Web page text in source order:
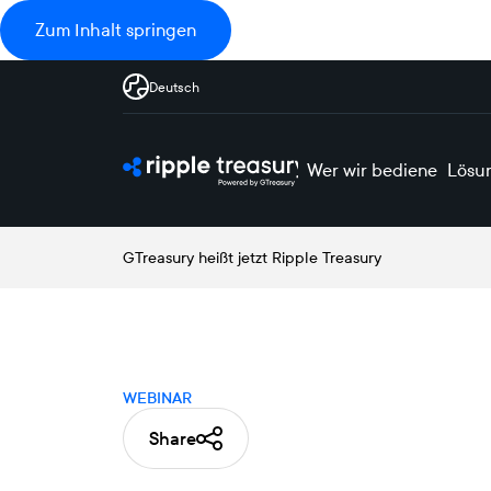
Zum Inhalt springen
Deutsch
Wer wir bedienen
GTreasury heißt jetzt Ripple Treasury
WEBINAR
Share